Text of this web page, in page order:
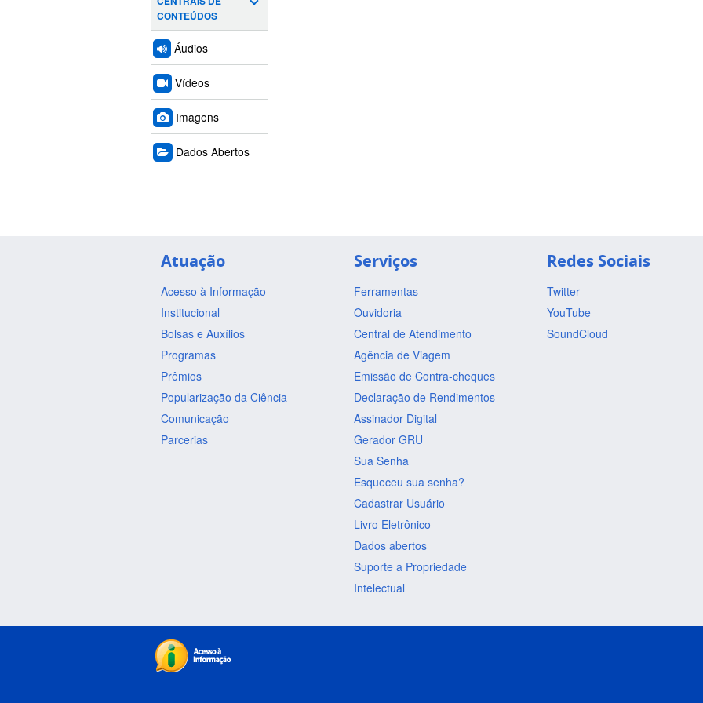
CONTEÚDOS
Áudios
Vídeos
Imagens
Dados Abertos
Atuação
Acesso à Informação
Institucional
Bolsas e Auxílios
Programas
Prêmios
Popularização da Ciência
Comunicação
Parcerias
Serviços
Ferramentas
Ouvidoria
Central de Atendimento
Agência de Viagem
Emissão de Contra-cheques
Declaração de Rendimentos
Assinador Digital
Gerador GRU
Sua Senha
Esqueceu sua senha?
Cadastrar Usuário
Livro Eletrônico
Dados abertos
Suporte a Propriedade
Intelectual
Redes Sociais
Twitter
YouTube
SoundCloud